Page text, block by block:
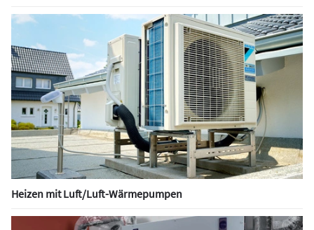
Heizen mit Luft/Luft-Wärmepumpen